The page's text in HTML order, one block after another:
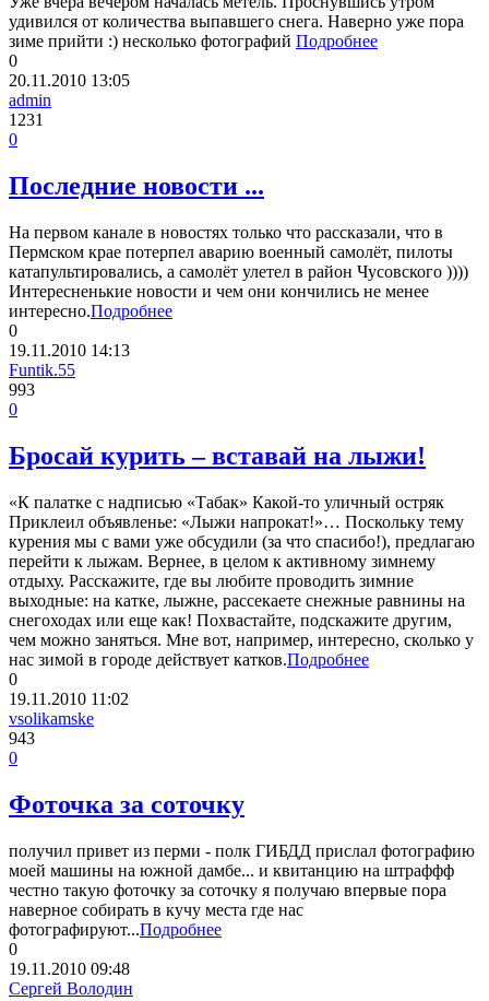
удивился от количества выпавшего снега. Наверно уже пора
зиме прийти :) несколько фотографий Подробнее
0
20.11.2010 13:05
admin
1231
0
Последние новости ...
На первом канале в новостях только что рассказали, что в
Пермском крае потерпел аварию военный самолёт, пилоты
катапультировались, а самолёт улетел в район Чусовского ))))
Интересненькие новости и чем они кончились не менее
интересно.Подробнее
0
19.11.2010 14:13
Funtik.55
993
0
Бросай курить – вставай на лыжи!
«К палатке с надписью «Табак» Какой-то уличный остряк
Приклеил объявленье: «Лыжи напрокат!»… Поскольку тему
курения мы с вами уже обсудили (за что спасибо!), предлагаю
перейти к лыжам. Вернее, в целом к активному зимнему
отдыху. Расскажите, где вы любите проводить зимние
выходные: на катке, лыжне, рассекаете снежные равнины на
снегоходах или еще как! Похвастайте, подскажите другим,
чем можно заняться. Мне вот, например, интересно, сколько у
нас зимой в городе действует катков.Подробнее
0
19.11.2010 11:02
vsolikamske
943
0
Фоточка за соточку
получил привет из перми - полк ГИБДД прислал фотографию
моей машины на южной дамбе... и квитанцию на штраффф
честно такую фоточку за соточку я получаю впервые пора
наверное собирать в кучу места где нас
фотографируют...Подробнее
0
19.11.2010 09:48
Сергей Володин